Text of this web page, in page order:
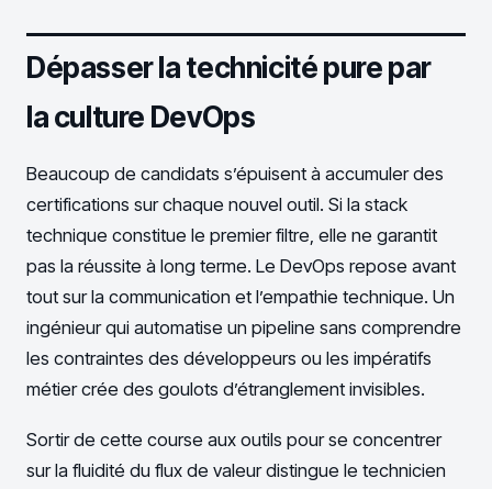
Dépasser la technicité pure par
la culture DevOps
Beaucoup de candidats s’épuisent à accumuler des
certifications sur chaque nouvel outil. Si la stack
technique constitue le premier filtre, elle ne garantit
pas la réussite à long terme. Le DevOps repose avant
tout sur la communication et l’empathie technique. Un
ingénieur qui automatise un pipeline sans comprendre
les contraintes des développeurs ou les impératifs
métier crée des goulots d’étranglement invisibles.
Sortir de cette course aux outils pour se concentrer
sur la fluidité du flux de valeur distingue le technicien